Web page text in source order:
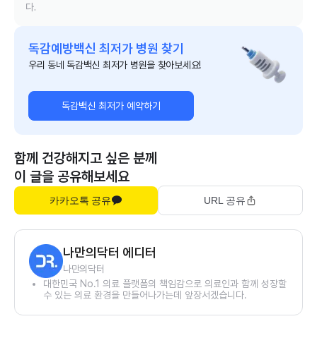
다.
독감예방백신 최저가 병원 찾기
우리 동네 독감백신 최저가 병원을 찾아보세요!
독감백신 최저가 예약하기
함께 건강해지고 싶은 분께
이 글을 공유해보세요
카카오톡 공유 URL 공유
나만의닥터 에디터
나만의닥터
대한민국 No.1 의료 플랫폼의 책임감으로 의료인과 함께 성장할
수 있는 의료 환경을 만들어나가는데 앞장서겠습니다.